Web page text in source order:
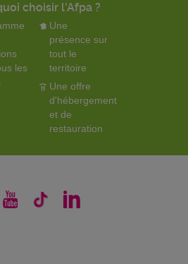
choisir l'Afpa ?
les
Une
présence sur
tout le
territoire
Une offre
d'hébergement
et de
restauration